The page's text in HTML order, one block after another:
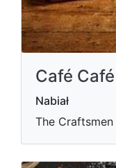
Café
Nabiał
The